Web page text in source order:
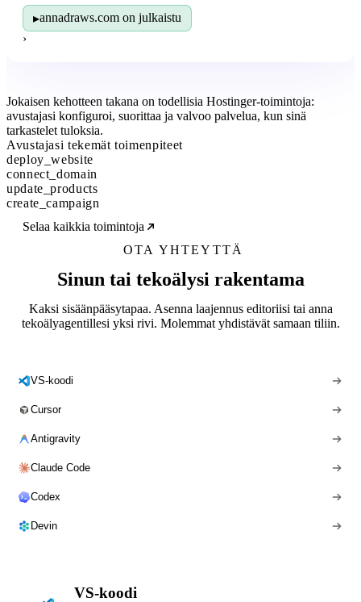
▸annadraws.com on julkaistu
›
Jokaisen kehotteen takana on todellisia Hostinger-toimintoja:
avustajasi konfiguroi, suorittaa ja valvoo palvelua, kun sinä
tarkastelet tuloksia.
Avustajasi tekemät toimenpiteet
deploy_website
connect_domain
update_products
create_campaign
Selaa kaikkia toimintoja
OTA YHTEYTTÄ
Sinun tai tekoälysi rakentama
Kaksi sisäänpääsytapaa. Asenna laajennus editoriisi tai anna
tekoälyagentillesi yksi rivi. Molemmat yhdistävät samaan tiliin.
VS-koodi
Cursor
Antigravity
Claude Code
Codex
Devin
VS-koodi